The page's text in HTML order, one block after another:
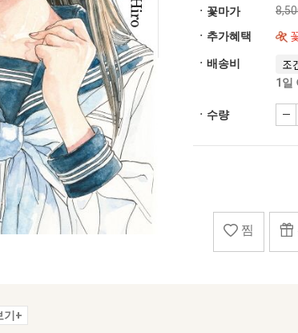
ㆍ꽃마가
ㆍ추가혜택
ㆍ배송비 조
1일
ㆍ수량
찜
기+